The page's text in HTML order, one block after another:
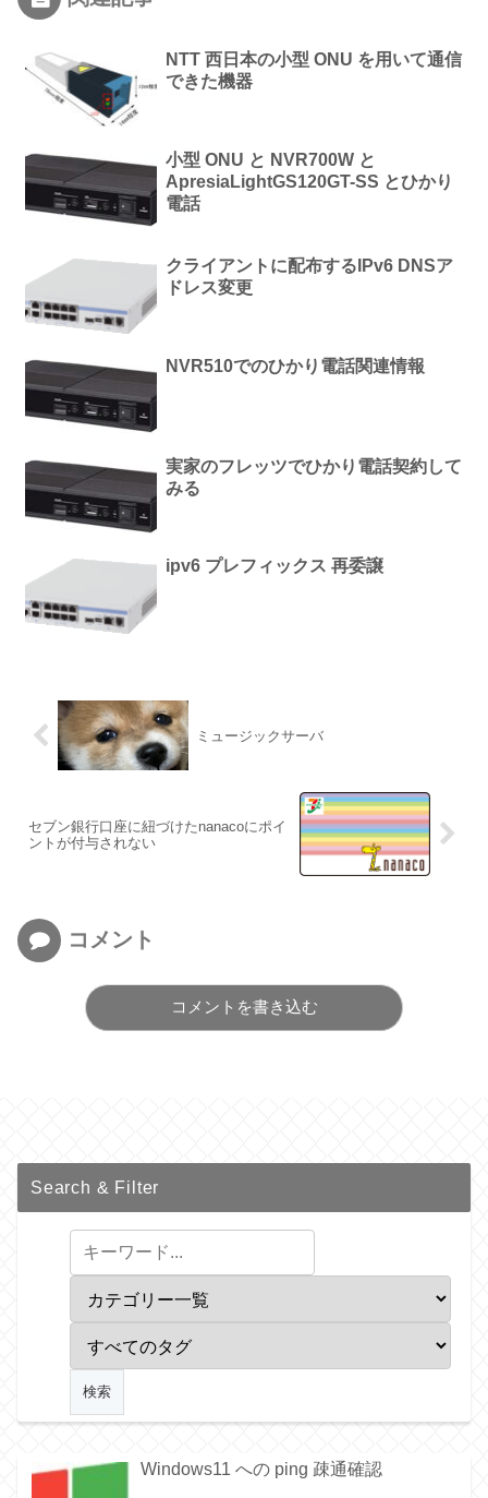
NTT 西日本の小型 ONU を用いて通信
できた機器
小型 ONU と NVR700W と
ApresiaLightGS120GT-SS とひかり
電話
クライアントに配布するIPv6 DNSア
ドレス変更
NVR510でのひかり電話関連情報
実家のフレッツでひかり電話契約して
みる
ipv6 プレフィックス 再委譲
ミュージックサーバ
セブン銀行口座に紐づけたnanacoにポイ
ントが付与されない
コメント
コメントを書き込む
Search & Filter
Windows11 への ping 疎通確認